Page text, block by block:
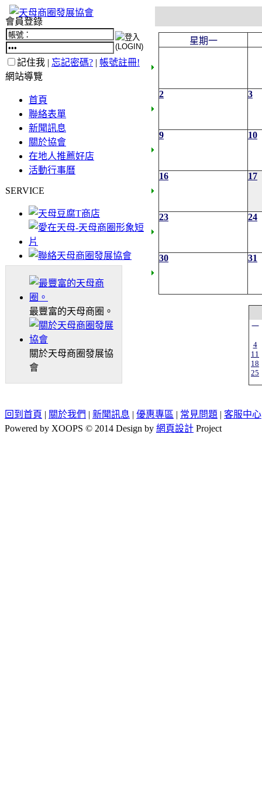
會員登錄
記住我 | 忘記密碼? | 帳號註冊!
網站導覽
首頁
聯絡表單
新聞訊息
關於協會
在地人推薦好店
活動行事曆
SERVICE
最豐富的天母商圈。
關於天母商圈發展協
會
星期一
2 3
9 10
16 17
23 24
30 31
一
4
11
18
25
回到首頁 | 關於我們 | 新聞訊息 | 優惠專區 | 常見問題 | 客服中心
Powered by XOOPS © 2014 Design by 網頁設計 Project